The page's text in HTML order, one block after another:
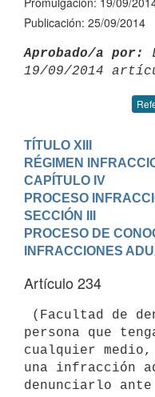
Publicación: 25/09/2014
Aprobado/a por:
19/09/2014
TÍTULO XIII
RÉGIMEN
CAPÍTULO IV
PROCESO
SECCIÓN III
PROCESO DE
INFRACCIONES
Artículo 234
persona que
cualquier
una infracción
denunciarlo